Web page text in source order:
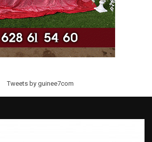
Tweets by guinee7com